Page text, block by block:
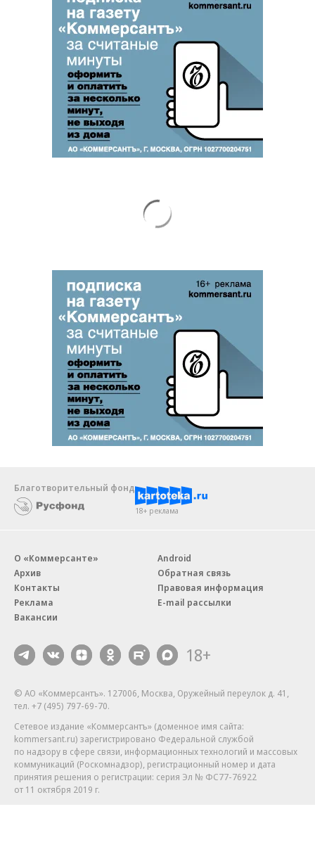
Благотворительный фонд
18+ реклама
О «Коммерсанте»
Архив
Контакты
Реклама
Вакансии
Android
Обратная связь
Правовая информация
E-mail рассылки
18+
© АО «Коммерсантъ». 127006, Москва, Оружейный переулок д. 41,
тел. +7 (495) 797-69-70.
Сетевое издание «Коммерсантъ» (доменное имя сайта:
kommersant.ru) зарегистрировано Федеральной службой
по надзору в сфере связи, информационных технологий и массовых
коммуникаций (Роскомнадзор), регистрационный номер и дата
принятия решения о регистрации: серия Эл № ФС77-76922
от 11 октября 2019 г.